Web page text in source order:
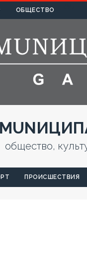
ОБЩЕСТВО
общество,
ПРОИСШЕСТВИЯ